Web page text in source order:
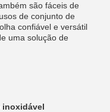
são fáceis de
de conjunto de
confiável e versátil
uma solução de
inoxidável